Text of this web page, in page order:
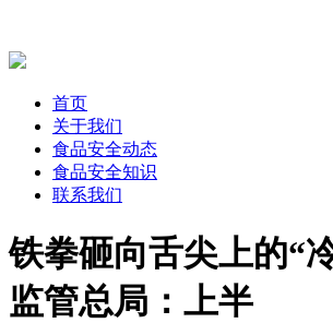
首页
关于我们
食品安全动态
食品安全知识
联系我们
铁拳砸向舌尖上的“
监管总局：上半